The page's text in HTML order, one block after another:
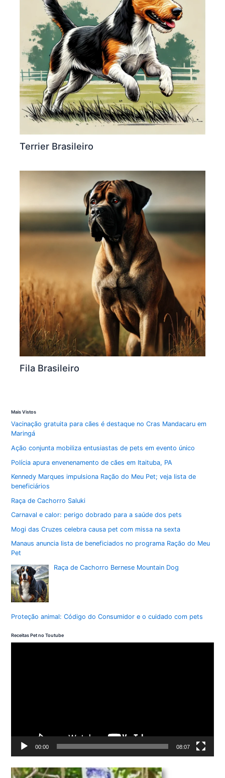
Terrier Brasileiro
Fila Brasileiro
Mais Vistos
Vacinação gratuita para cães é destaque no Cras Mandacaru em
Maringá
Ação conjunta mobiliza entusiastas de pets em evento único
Polícia apura envenenamento de cães em Itaituba, PA
Kennedy Marques impulsiona Ração do Meu Pet; veja lista de
beneficiários
Raça de Cachorro Saluki
Carnaval e calor: perigo dobrado para a saúde dos pets
Mogi das Cruzes celebra causa pet com missa na sexta
Manaus anuncia lista de beneficiados no programa Ração do Meu
Pet
Raça de Cachorro Bernese Mountain Dog
Proteção animal: Código do Consumidor e o cuidado com pets
Receitas Pet no Toutube
d
00:00 08:07